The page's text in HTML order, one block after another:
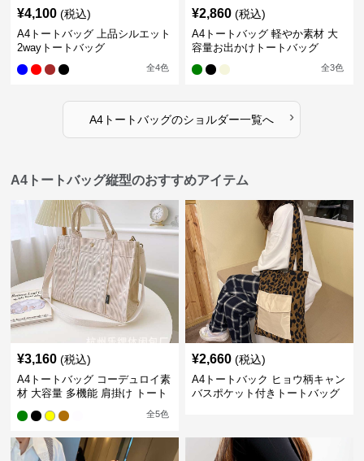
¥4,100 (税込)
A4トートバッグ 上品シルエット
2wayトートバッグ
全4色
¥2,860 (税込)
A4トートバッグ 軽やか素材 大
容量お出かけトートバッグ
全3色
A4トートバッグのショルダー一覧へ ›
A4トートバッグ縦型のおすすめアイテム
¥3,160 (税込)
A4トートバッグ コーデュロイ素
材 大容量 多機能 肩掛け トート
全5色
¥2,660 (税込)
A4トートバック ヒョウ柄キャン
バスポケット付きトートバッグ